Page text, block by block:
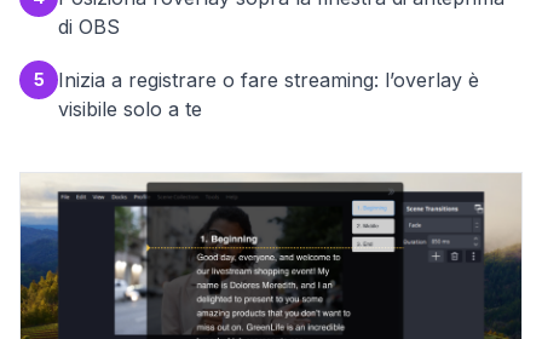
di OBS
5
Inizia a registrare o fare streaming: l’overlay è
visibile solo a te